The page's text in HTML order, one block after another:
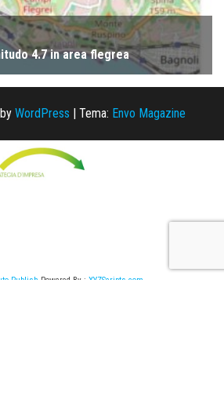
WordPress | Tema: Envo Magazine
Publish Powered By : XYZScripts.com